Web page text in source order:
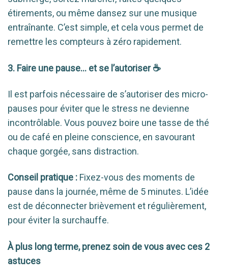
étirements, ou même dansez sur une musique
entraînante. C’est simple, et cela vous permet de
remettre les compteurs à zéro rapidement.
3. Faire une pause… et se l’autoriser ☕
Il est parfois nécessaire de s’autoriser des micro-
pauses pour éviter que le stress ne devienne
incontrôlable. Vous pouvez boire une tasse de thé
ou de café en pleine conscience, en savourant
chaque gorgée, sans distraction.
Conseil pratique : Fixez-vous des moments de
pause dans la journée, même de 5 minutes. L’idée
est de déconnecter brièvement et régulièrement,
pour éviter la surchauffe.
À plus long terme, prenez soin de vous avec ces 2
astuces